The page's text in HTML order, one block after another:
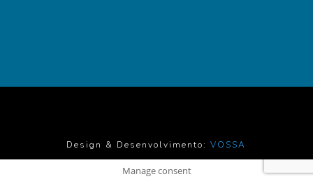
Design & Desenvolvimento:VOSSA
Manage consent